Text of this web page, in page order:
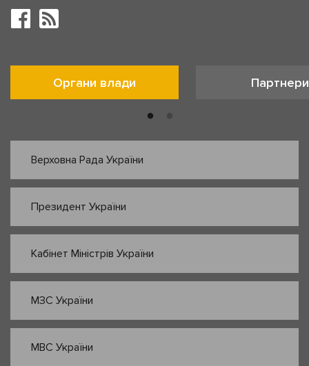
Органи влади Партнери
Верховна Рада України
Президент України
Кабінет Міністрів України
МЗС України
МВС України